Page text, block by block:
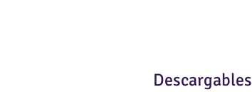
Descargables